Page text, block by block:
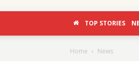
TOP STORIES
Home News